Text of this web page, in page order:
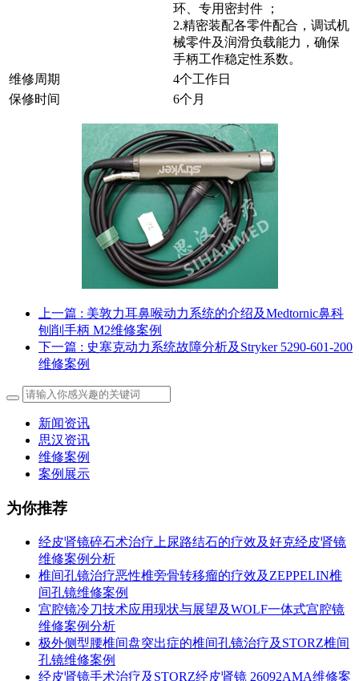
环、专用密封件 ；
2.精密装配各零件配合，调试机
械零件及润滑负载能力，确保
手柄工作稳定性系数。
维修周期
4个工作日
保修时间
6个月
上一篇 : 美敦力耳鼻喉动力系统的介绍及Medtornic鼻科
刨削手柄 M2维修案例
下一篇 : 史塞克动力系统故障分析及Stryker 5290-601-200
维修案例
新闻资讯
思汉资讯
维修案例
案例展示
为你推荐
经皮肾镜碎石术治疗上尿路结石的疗效及好克经皮肾镜
维修案例分析
椎间孔镜治疗恶性椎旁骨转移瘤的疗效及ZEPPELIN椎
间孔镜维修案例
宫腔镜冷刀技术应用现状与展望及WOLF一体式宫腔镜
维修案例分析
极外侧型腰椎间盘突出症的椎间孔镜治疗及STORZ椎间
孔镜维修案例
经皮肾镜手术治疗及STORZ经皮肾镜 26092AMA维修案